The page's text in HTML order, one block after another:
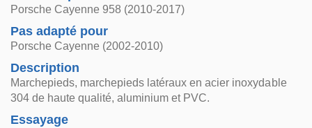
Porsche Cayenne 958 (2010-2017)
Pas adapté pour
Porsche Cayenne (2002-2010)
Description
Marchepieds, marchepieds latéraux en acier inoxydable
304 de haute qualité, aluminium et PVC.
Essayage